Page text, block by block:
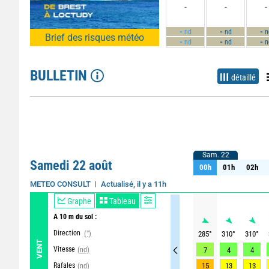
Brief des risques météo
-
- nd
- nd
-
-nd
-nd
-
-
-
BULLETIN détaillé
Samedi 22 août
METEO CONSULT Actualisé, il y a 11h
VENT
Graphe Tableau
A 10 m du sol :
Direction (°)
Vitesse (nd)
Rafales (nd)
Sam. 22
00h 01h 02h
Sam. 22
00h 01h 02h
285° 310° 310°
7
4 4
15
13 13